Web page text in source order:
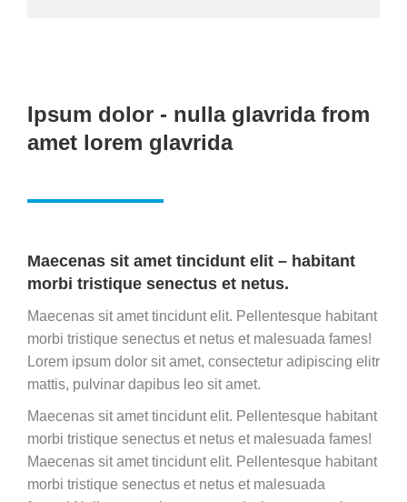
Ipsum dolor - nulla glavrida from
amet lorem glavrida
Maecenas sit amet tincidunt elit – habitant
morbi tristique senectus et netus.
Maecenas sit amet tincidunt elit. Pellentesque habitant
morbi tristique senectus et netus et malesuada fames!
Lorem ipsum dolor sit amet, consectetur adipiscing elitr
mattis, pulvinar dapibus leo sit amet.
Maecenas sit amet tincidunt elit. Pellentesque habitant
morbi tristique senectus et netus et malesuada fames!
Maecenas sit amet tincidunt elit. Pellentesque habitant
morbi tristique senectus et netus et malesuada